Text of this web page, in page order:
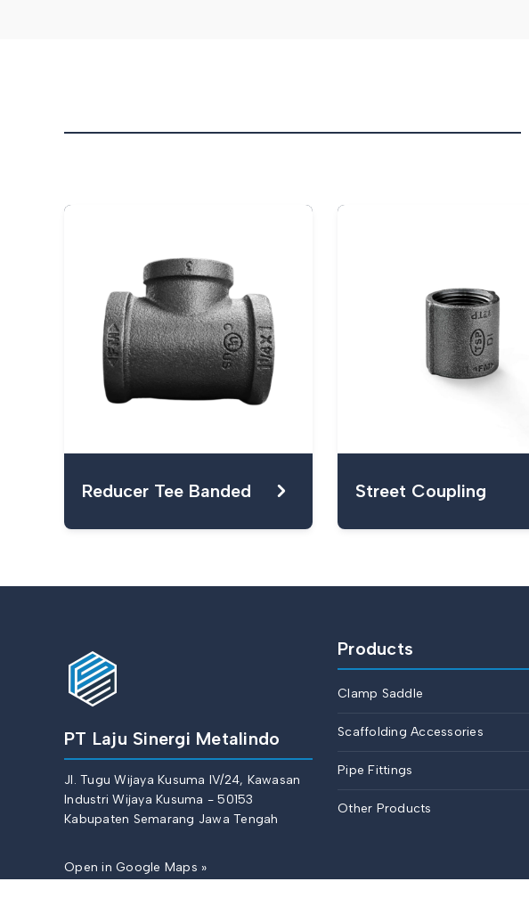
Reducer Tee Banded Street Coupling
PT Laju Sinergi Metalindo
Jl. Tugu Wijaya Kusuma IV/24, Kawasan
Industri Wijaya Kusuma - 50153
Kabupaten Semarang Jawa Tengah
Open in Google Maps »
Products
Clamp Saddle
Scaffolding Accessories
Pipe Fittings
Other Products